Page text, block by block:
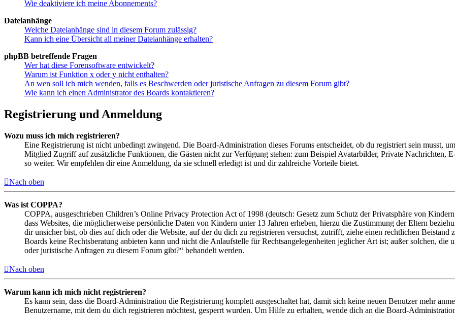
Wie deaktiviere ich meine Abonnements?
Dateianhänge
Welche Dateianhänge sind in diesem Forum zulässig?
Kann ich eine Übersicht all meiner Dateianhänge erhalten?
phpBB betreffende Fragen
Wer hat diese Forensoftware entwickelt?
Warum ist Funktion x oder y nicht enthalten?
An wen soll ich mich wenden, falls es Beschwerden oder juristische Anfragen zu diesem Forum gibt?
Wie kann ich einen Administrator des Boards kontaktieren?
Registrierung und Anmeldung
Wozu muss ich mich registrieren?
Eine Registrierung ist nicht unbedingt zwingend. Die Board-Administration dieses Forums entscheidet, ob du registriert sein musst,
Mitglied Zugriff auf zusätzliche Funktionen, die Gästen nicht zur Verfügung stehen: zum Beispiel Avatarbilder, Private Nachrichten,
so weiter. Wir empfehlen dir eine Anmeldung, da sie schnell erledigt ist und dir zahlreiche Vorteile bietet.
Nach oben
Was ist COPPA?
COPPA, ausgeschrieben Children’s Online Privacy Protection Act of 1998 (deutsch: Gesetz zum Schutz der Privatsphäre von
dass Websites, die möglicherweise persönliche Daten von Kindern unter 13 Jahren erheben, hierzu die Zustimmung der Eltern
dir unsicher bist, ob dies auf dich oder die Website, auf der du dich zu registrieren versuchst, zutrifft, ziehe einen rechtlichen
Boards keine Rechtsberatung anbieten kann und nicht die Anlaufstelle für Rechtsangelegenheiten jeglicher Art ist; außer solchen,
oder juristische Anfragen zu diesem Forum gibt?“ behandelt werden.
Nach oben
Warum kann ich mich nicht registrieren?
Es kann sein, dass die Board-Administration die Registrierung komplett ausgeschaltet hat, damit sich keine neuen Benutzer mehr
Benutzername, mit dem du dich registrieren möchtest, gesperrt wurden. Um Hilfe zu erhalten, wende dich an die Board-